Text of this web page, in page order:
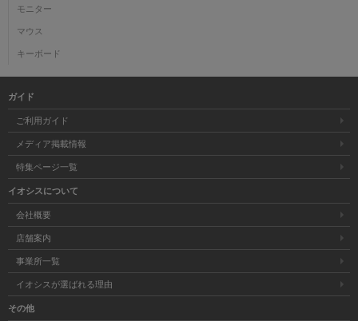
モニター
マウス
キーボード
ガイド
ご利用ガイド
メディア掲載情報
特集ページ一覧
イオシスについて
会社概要
店舗案内
事業所一覧
イオシスが選ばれる理由
その他